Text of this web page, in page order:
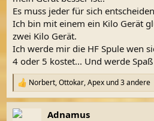
Es muss jeder für sich
Ich bin mit einem ein Kilo Gerät
zwei Kilo Gerät.
Ich werde mir die HF Spule wen
4 oder 5 kostet... Und werde
R
e
a
k
Norbert,Ottokar,Apex und 3 andere
Adnamus